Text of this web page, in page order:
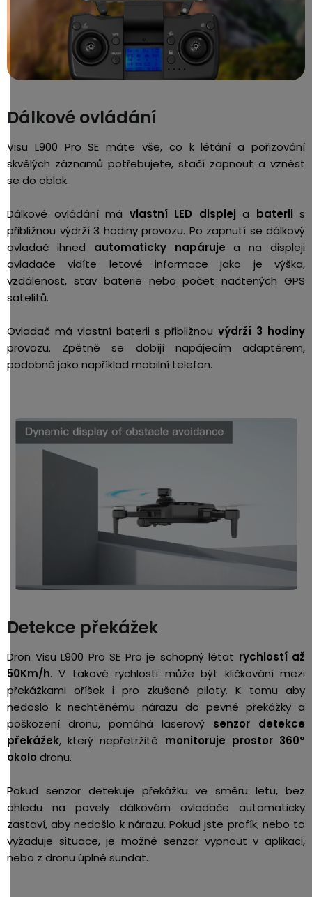
Dálkové ovládání
Visu L900 Pro SE máte vše, co k létání a pořizování
skvělých záznamů potřebujete, stačí zapnout a vznést
se do oblak.
Dálkové ovládání má vlastní LED displej a baterii s
přibližnou výdrží 3 hodiny provozu. Po zapnutí se dálkový
ovladač ihned automaticky napáruje a na displeji
ovladače vidíte letové informace jako je výška,
vzdálenost, stav baterie nebo počet načtených GPS
satelitů.
Ovladač má vlastní baterii s přibližnouvýdrží 3 hodiny
provozu. Zpětně se dobíjí napájecím adaptérem,
podobně jako například mobilní telefon.
Detekce překážek
Dron Visu L900 Pro SE Pro je schopný létat rychlostí až
50Km/h. V takové rychlosti může být kličkování mezi
překážkami oříšek i pro zkušené piloty. K tomu aby
nedošlo k nechtěnému nárazu do pevné překážky a
poškození dronu, pomáhá laserový senzor detekce
překážek, který nepřetržitě monitoruje prostor 360°
okolo dronu.
Pokud senzor detekuje překážku ve směru letu, bez
ohledu na povely dálkovém ovladače automaticky
zastaví, aby nedošlo k nárazu. Pokud jste profík, nebo to
vyžaduje situace, je možné senzor vypnout v aplikaci,
nebo z dronu úplně sundat.